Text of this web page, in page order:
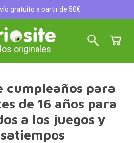
gratuito a partir de 50€
originales
cumpleaños para
de 16 años para
a los juegos y